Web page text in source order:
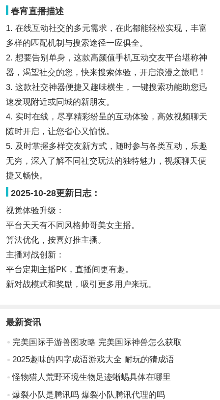
春宵直播描述
1. 在线互动社交的多元需求，在此都能轻松实现，丰富
多样的匹配机制与搜索途径一应俱全。
2. 想要告别单身，这款高颜值手机互动交友平台堪称神
器，渴望社交的您，快来搜索体验，开启浪漫之旅吧！
3. 这款社交神器便捷又趣味横生，一键搜索功能助您迅
速发现附近或同城的新朋友。
4. 实时在线，尽享精彩纷呈的互动体验，高效视频聊天
随时开启，让您省心又愉悦。
5. 及时掌握多样交友新方式，随时参与各类互动，乐趣
无穷，深入了解不同社交玩法的独特魅力，视频聊天便
捷又畅快。
2025-10-28更新日志：
视觉体验升级：
平台天天有不同风格帅哥美女主播。
算法优化，按喜好推主播。
主播对战创新：
平台定期主播PK，直播间更有趣。
新对战模式和奖励，吸引更多用户来玩。
最新资讯
完美国际手游兽图攻略 完美国际神兽怎么获取
2025趣味的四字成语游戏大全 耐玩的猜成语
怪物猎人荒野环境生物足迹蜥蜴具体在哪里
爆裂小队是腾讯吗 爆裂小队腾讯代理的吗